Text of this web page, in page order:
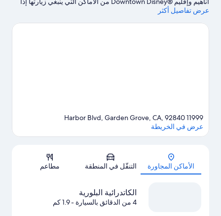
كنت تنوي التسوق، بينما يُمكن زيارة كل من مركز المؤتمرات فى أناهايم
في المنطقة.هل تصطحب أطفالك في السفر؟ لا تفوت فرصة زيارة
عرض تفاصيل أكثر
الخريطة
11999 Harbor Blvd, Garden Grove, CA, 92840
عرض في الخريطة
الأماكن المجاورة التنقّل في المنطقة مطاعم
الكاتدرائية البلورية
4 من الدقائق بالسيارة - 1.9 كم